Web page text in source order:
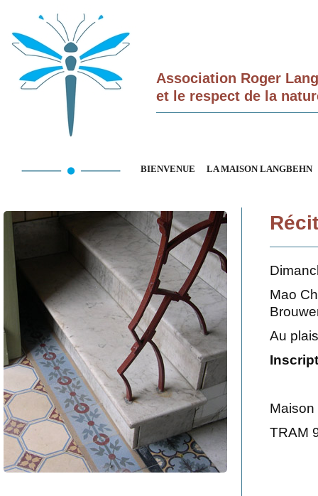
Association Roger
et le respect de la
BIENVENUE LA MAISON LANGBEHN
Mao
Au
TRAM